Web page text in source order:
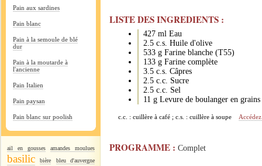
Pain aux sardines
Pain blanc
Pain à la semoule de blé
dur
Pain à la moutarde à
l'ancienne
Pain Italien
Pain paysan
Pain blanc sur poolish
ail en gousses amandes moulues
basilic bière
bleu d'auvergne
LISTE DES INGREDIENTS :
427 ml Eau
2.5 c.s. Huile d'olive
533 g Farine blanche (T55)
133 g Farine complète
3.5 c.s. Câpres
2.5 c.c. Sucre
2.5 c.c. Sel
11 g Levure de boulanger en grains
c.c. : cuillère à café ; c.s. : cuillère à soupe
PROGRAMME : Complet